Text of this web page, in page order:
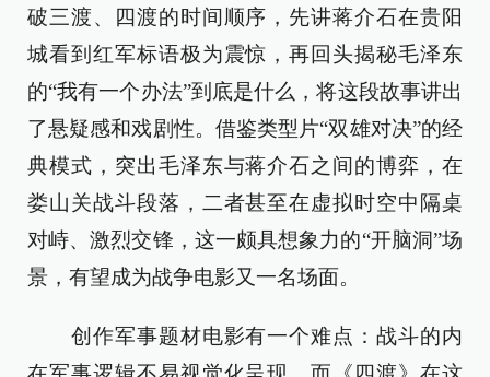
破三渡、四渡的时间顺序，先讲蒋介石在贵阳
城看到红军标语极为震惊，再回头揭秘毛泽东
的“我有一个办法”到底是什么，将这段故事讲出
了悬疑感和戏剧性。借鉴类型片“双雄对决”的经
典模式，突出毛泽东与蒋介石之间的博弈，在
娄山关战斗段落，二者甚至在虚拟时空中隔桌
对峙、激烈交锋，这一颇具想象力的“开脑洞”场
景，有望成为战争电影又一名场面。
创作军事题材电影有一个难点：战斗的内